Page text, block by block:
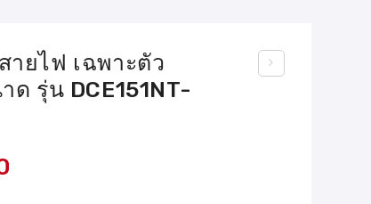
ายไฟ เฉพาะตัว
ด รุ่น DCE151NT-